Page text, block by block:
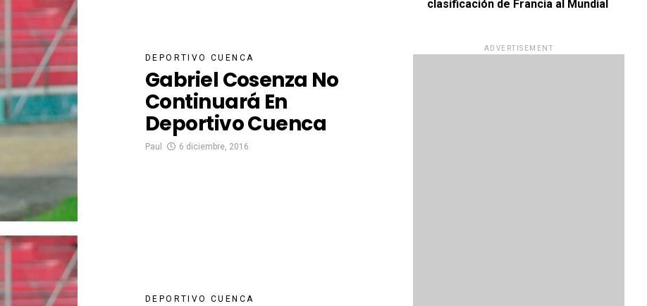
DEPORTIVO CUENCA
Gabriel Cosenza No
Continuará En
Deportivo Cuenca
Paul 6 diciembre, 2016
DEPORTIVO CUENCA
clasificación de Francia al Mundial
ADVERTISEMENT